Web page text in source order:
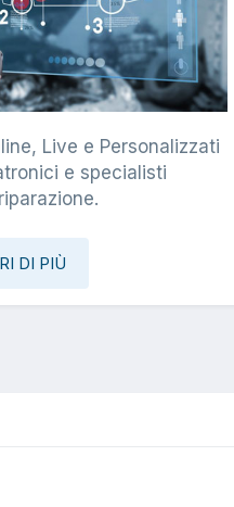
Live e Personalizzati
e specialisti
DI PIÙ